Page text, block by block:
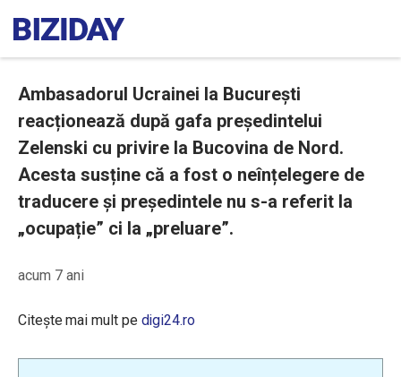
Ambasadorul Ucrainei la București
reacționează după gafa președintelui
Zelenski cu privire la Bucovina de Nord.
Acesta susține că a fost o neînțelegere de
traducere și președintele nu s-a referit la
„ocupație” ci la „preluare”.
acum 7 ani
Citește mai mult pe digi24.ro